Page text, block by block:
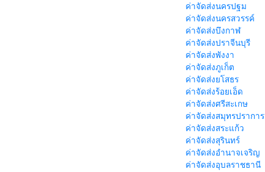
ค่าจัดส่งนครปฐม
ค่าจัดส่งนครสวรรค์
ค่าจัดส่งบึงกาฬ
ค่าจัดส่งปราจีนบุรี
ค่าจัดส่งพังงา
ค่าจัดส่งภูเก็ต
ค่าจัดส่งยโสธร
ค่าจัดส่งร้อยเอ็ด
ค่าจัดส่งศรีสะเกษ
ค่าจัดส่งสมุทรปราการ
ค่าจัดส่งสระแก้ว
ค่าจัดส่งสุรินทร์
ค่าจัดส่งอำนาจเจริญ
ค่าจัดส่งอุบลราชธานี